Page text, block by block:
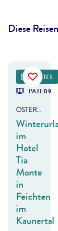
Diese
DEALHOTEL
PATE09
ÖSTERREICH - TIROL
im
Hotel
Tia
Monte
in
Feichten
im
Kaunertal